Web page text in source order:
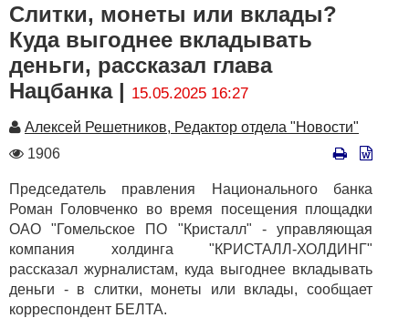
Слитки, монеты или вклады?
Куда выгоднее вкладывать
деньги, рассказал глава
Нацбанка | 15.05.2025 16:27
Автор
Алексей Решетников, Редактор отдела "Новости"
Количество
1906
Председатель правления Национального банка
Роман Головченко во время посещения площадки
ОАО "Гомельское ПО "Кристалл" - управляющая
компания холдинга "КРИСТАЛЛ-ХОЛДИНГ"
рассказал журналистам, куда выгоднее вкладывать
деньги - в слитки, монеты или вклады, сообщает
корреспондент БЕЛТА.